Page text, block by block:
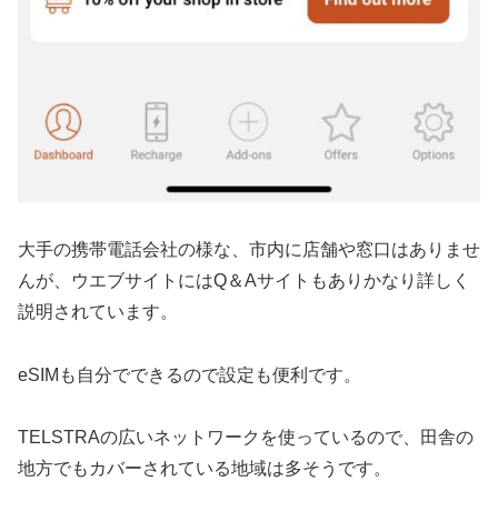
大手の携帯電話会社の様な、市内に店舗や窓口はありませ
んが、ウエブサイトにはQ＆Aサイトもありかなり詳しく
説明されています。
eSIMも自分でできるので設定も便利です。
TELSTRAの広いネットワークを使っているので、田舎の
地方でもカバーされている地域は多そうです。